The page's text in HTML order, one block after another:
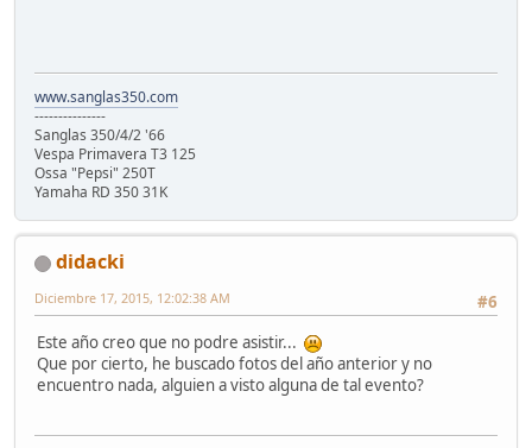
www.sanglas350.com
---------------
Sanglas 350/4/2 '66
Vespa Primavera T3 125
Ossa "Pepsi" 250T
Yamaha RD 350 31K
didacki
#6
Diciembre 17, 2015, 12:02:38 AM
Este año creo que no podre asistir...
Que por cierto, he buscado fotos del año anterior y no
encuentro nada, alguien a visto alguna de tal evento?